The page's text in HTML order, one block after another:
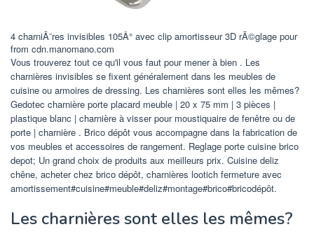
4 charniÃ¨res invisibles 105Â° avec clip amortisseur 3D rÃ©glage pour
from cdn.manomano.com
Vous trouverez tout ce qu'il vous faut pour mener à bien . Les
charnières invisibles se fixent généralement dans les meubles de
cuisine ou armoires de dressing. Les charnières sont elles les mêmes?
Gedotec charnière porte placard meuble | 20 x 75 mm | 3 pièces |
plastique blanc | charnière à visser pour moustiquaire de fenêtre ou de
porte | charnière . Brico dépôt vous accompagne dans la fabrication de
vos meubles et accessoires de rangement. Reglage porte cuisine brico
depot; Un grand choix de produits aux meilleurs prix. Cuisine deliz
chêne, acheter chez brico dépôt, charnières lootich fermeture avec
amortissement#cuisine#meuble#deliz#montage#brico#bricodépôt.
Les charnières sont elles les mêmes?